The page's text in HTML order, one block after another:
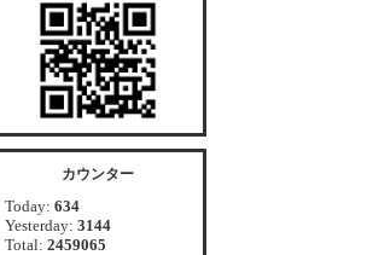
カウンター
Today: 634
Yesterday: 3144
Total: 2459065